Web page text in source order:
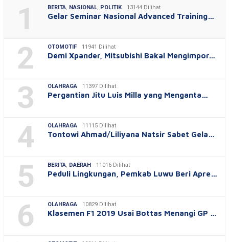
1 BERITA, NASIONAL, POLITIK 13144 Dilihat
Gelar Seminar Nasional Advanced Training…
2 OTOMOTIF 11941 Dilihat
Demi Xpander, Mitsubishi Bakal Mengimpor…
3 OLAHRAGA 11397 Dilihat
Pergantian Jitu Luis Milla yang Menganta…
4 OLAHRAGA 11115 Dilihat
Tontowi Ahmad/Liliyana Natsir Sabet Gela…
5 BERITA, DAERAH 11016 Dilihat
Peduli Lingkungan, Pemkab Luwu Beri Apre…
6 OLAHRAGA 10829 Dilihat
Klasemen F1 2019 Usai Bottas Menangi GP …